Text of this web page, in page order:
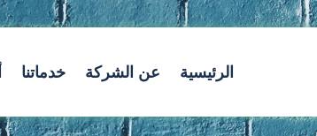
الرئيسية عن الشركة خدماتنا